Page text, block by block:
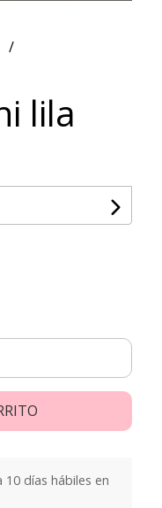
lila
días hábiles en